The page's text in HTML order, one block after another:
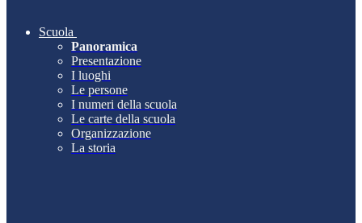
Scuola
Panoramica
Presentazione
I luoghi
Le persone
I numeri della scuola
Le carte della scuola
Organizzazione
La storia